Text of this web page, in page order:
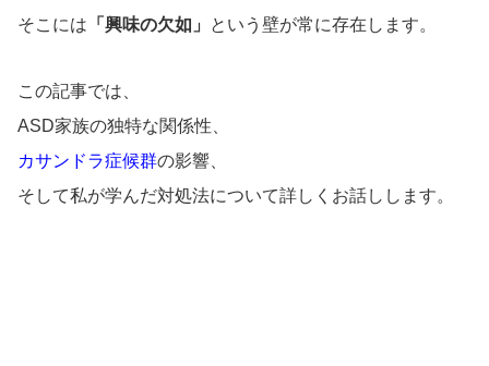
そこには 「興味の欠如」 という壁が常に存在します。
この記事では、
ASD家族の独特な関係性、
カサンドラ症候群の影響、
そして私が学んだ対処法について詳しくお話しします。